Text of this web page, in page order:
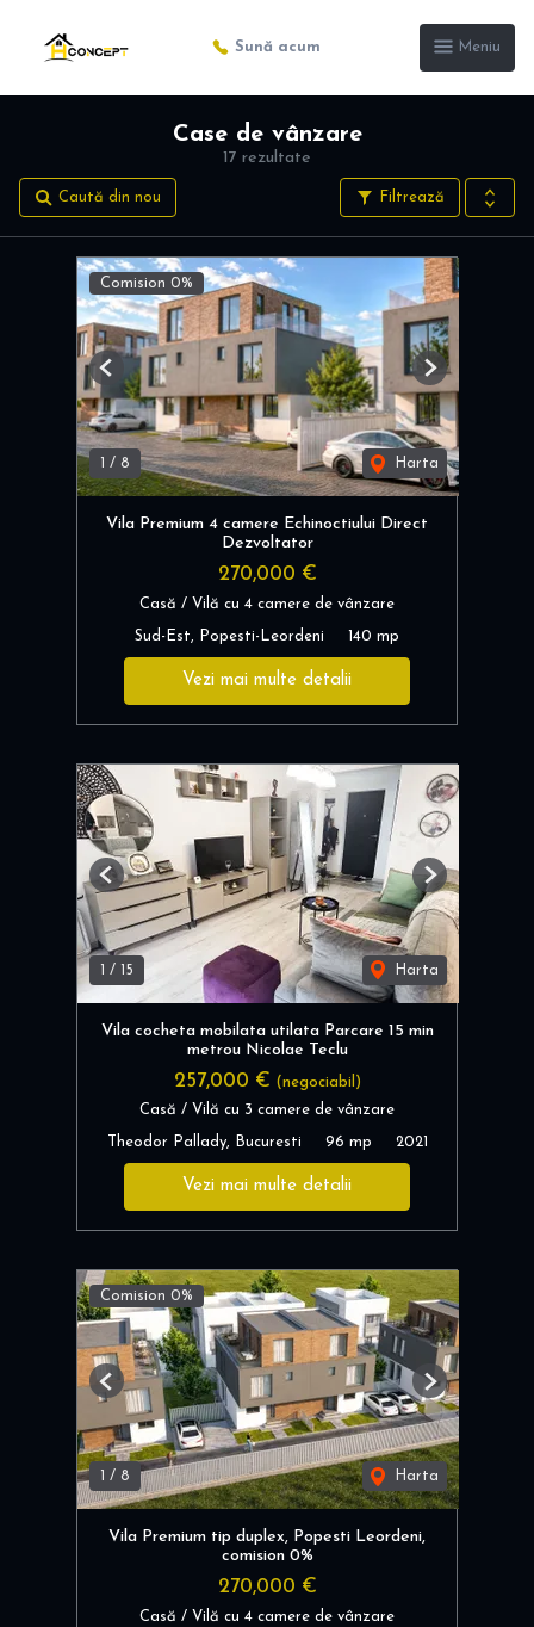
Sună acum Meniu
17 rezultate
Case de vânzare
Filtrează
Caută din nou
Comision 0%
1 / 8 Harta
Previous Next
Vila Premium 4 camere Echinoctiului Direct
Dezvoltator
270,000 €
Casă / Vilă cu 4 camere de vânzare
Sud-Est, Popesti-Leordeni 140 mp
Vezi mai multe detalii
1 / 15 Harta
Previous Next
Vila cocheta mobilata utilata Parcare 15 min
metrou Nicolae Teclu
257,000 € (negociabil)
Casă / Vilă cu 3 camere de vânzare
Theodor Pallady, Bucuresti 96 mp 2021
Vezi mai multe detalii
Comision 0%
/ 8 Harta
Previous Next
Vila Premium tip duplex, Popesti Leordeni,
comision 0%
270,000 €
Casă / Vilă cu 4 camere de vânzare